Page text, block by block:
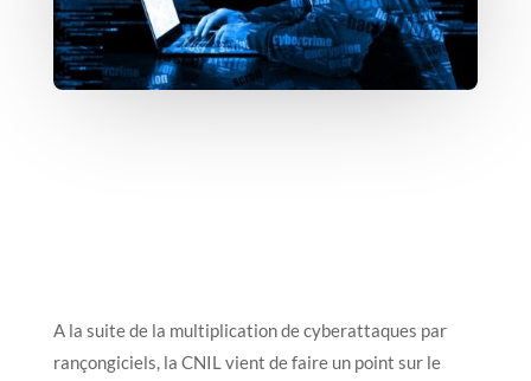
A la suite de la multiplication de cyberattaques par
rançongiciels, la CNIL vient de faire un point sur le